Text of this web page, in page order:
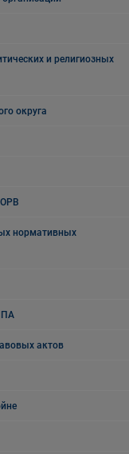
и религиозных
округа
нормативных
актов